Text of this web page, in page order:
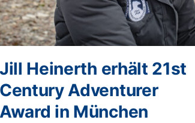
Jill Heinerth erhält 21st
Century Adventurer
Award in München